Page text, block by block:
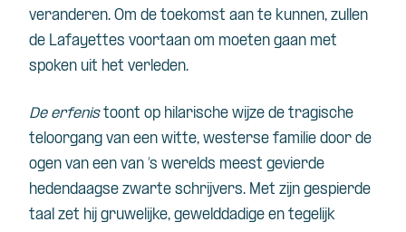
veranderen. Om de toekomst aan te kunnen, zullen
de Lafayettes voortaan om moeten gaan met
spoken uit het verleden.
De erfenistoont op hilarische wijze de tragische
teloorgang van een witte, westerse familie door de
ogen van een van ’s werelds meest gevierde
hedendaagse zwarte schrijvers. Met zijn gespierde
taal zet hij gruwelijke, gewelddadige en tegelijk